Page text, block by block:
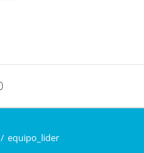
/ equipo_lider